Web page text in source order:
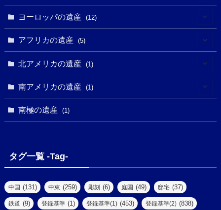
(3)
(7)
(5)
(2)
(5)
(16)
(62)
(14)
(5)
(2)
(2)
(8)
(7)
(2)
(47)
(8)(1)
(1)
(18)
(2)
(1)
ヨーロッパの遺産 (12)
(2)
(1)
(1)
(2)
(2)
アフリカの遺産 (5)
(3)
北アメリカの遺産 (1)
(1)
(1)
南アメリカの遺産 (1)
南極の遺産 (1)
タグ一覧 -Tag-
中国 (131) 中東 (259) 彫刻 (6) 庭園 (49) 邸宅 (37)
鉄道 (9) 登録基準 (1) 登録基準(1) (453) 登録基準(2) (838)